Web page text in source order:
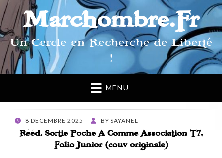
Marchombre.Fr
Un Cercle en Recherche de Liberté
!
MENU
POSTED
ON
8 DÉCEMBRE 2025 BY SAYANEL
Rééd. Sortie Poche A Comme Association T7,
Folio Junior (couv originale)